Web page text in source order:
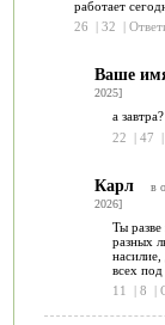
работает
26
| 32 |
Ваше
2025]
а
22
| 47 |
Карл в
2026]
Ты
разных
всех
11
| 8 |